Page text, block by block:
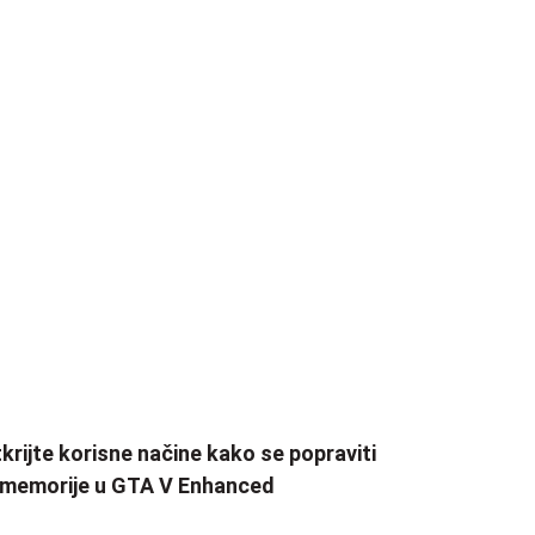
korisne načine kako se popraviti
u GTA V Enhanced